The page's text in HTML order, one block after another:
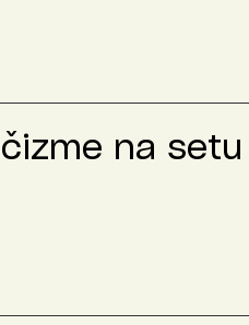
na setu